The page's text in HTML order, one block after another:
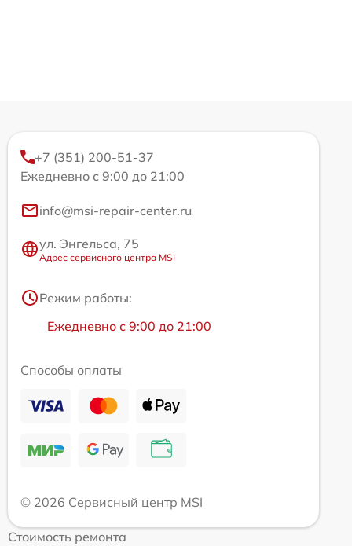
+7 (351) 200-51-37
Ежедневно с 9:00 до 21:00
info@msi-repair-center.ru
ул. Энгельса, 75
Адрес сервисного центра MSI
Режим работы:
Ежедневно с 9:00 до 21:00
Способы оплаты
© 2026 Сервисный центр MSI
Стоимость ремонта